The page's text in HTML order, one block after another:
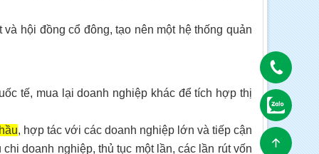
hội đồng cổ đông, tạo nên một hệ thống quản
tế, mua lại doanh nghiệp khác để tích hợp thị
, hợp tác với các doanh nghiệp lớn và tiếp cận
doanh nghiệp, thủ tục một lần, các lần rút vốn